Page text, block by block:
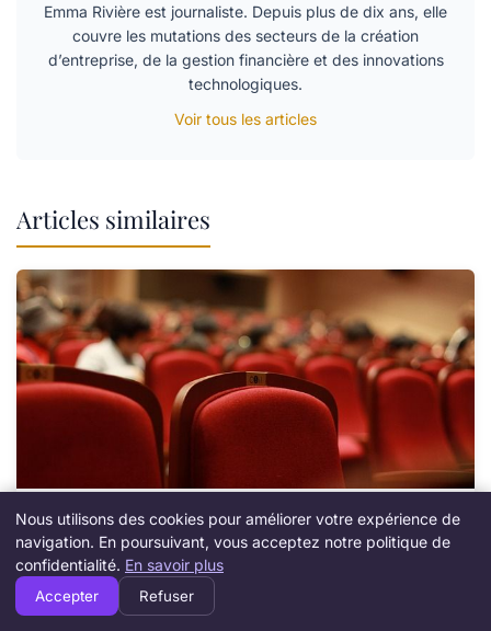
Emma Rivière est journaliste. Depuis plus de dix ans, elle
couvre les mutations des secteurs de la création
d’entreprise, de la gestion financière et des innovations
technologiques.
Voir tous les articles
Articles similaires
CRÉATION D’ENTREPRISE
Comment créer un prévisionnel d’activité fiable
en 2025 ?
16 mars 2026
Nous utilisons des cookies pour améliorer votre expérience de
navigation. En poursuivant, vous acceptez notre politique de
confidentialité. En savoir plus
Accepter Refuser